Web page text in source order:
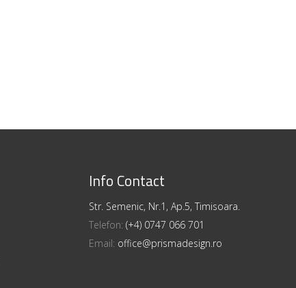
Info Contact
Str. Semenic, Nr.1, Ap.5, Timisoara.
Telefon: (+4) 0747 066 701
Email: office@prismadesign.ro